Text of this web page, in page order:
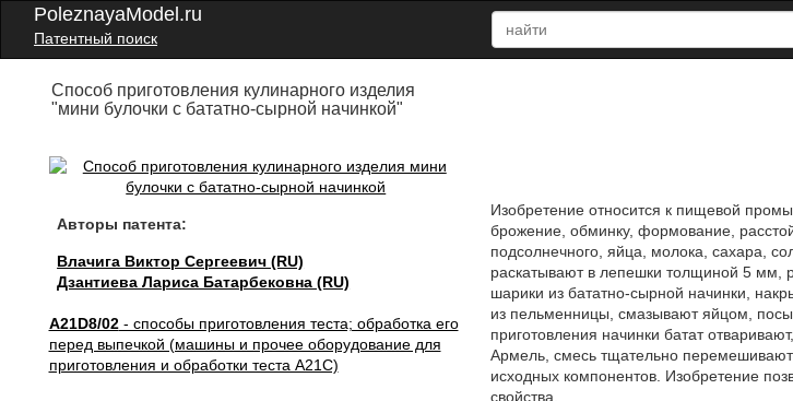
PoleznayaModel.ru
Патентный поиск
Способ приготовления кулинарного изделия
"мини булочки с бататно-сырной начинкой"
Авторы патента:
Влачига Виктор Сергеевич (RU)
Дзантиева Лариса Батарбековна (RU)
A21D8/02- способы приготовления теста; обработка его
перед выпечкой (машины и прочее оборудование для
приготовления и обработки теста A21C)
Изобретение относится к пищевой
брожение, обминку, формование,
подсолнечного, яйца, молока, сахара,
раскатывают в лепешки толщиной 5
шарики из бататно-сырной начинки,
из пельменницы, смазывают яйцом,
приготовления начинки батат
Армель, смесь тщательно
исходных компонентов. Изобретение
свойства.